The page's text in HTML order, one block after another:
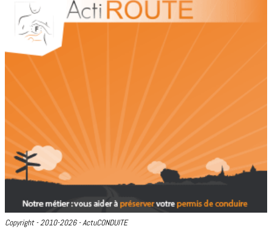
Copyright - 2010-2026 - ActuCONDUITE